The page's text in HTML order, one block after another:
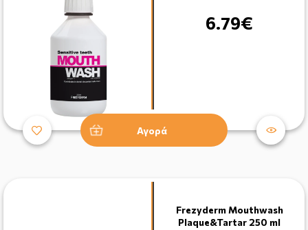
6.79€
Αγορά
Frezyderm Mouthwash
Plaque&Tartar 250 ml